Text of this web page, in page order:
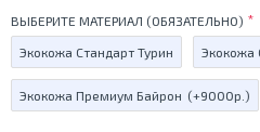
ВЫБЕРИТЕ МАТЕРИАЛ (ОБЯЗАТЕЛЬНО)
Экокожа Стандарт Турин Экокожа
Экокожа Премиум Байрон (+9000р.)